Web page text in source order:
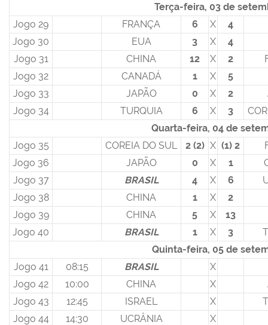
Terça-feira, 03 de
Jogo 29
FRANÇA 6 X
4
Jogo 30
EUA 3 X
4
Jogo 31
CHINA 12 X 2
Jogo 32
CANADÁ 1 X 5
Jogo 33
JAPÃO 0 X 2
Jogo 34
TURQUIA 6 X 3
Quarta-feira, 04 de
Jogo 35
COREIA DO SUL 2 (2) X (1) 2
Jogo 36
JAPÃO 0 X 1
Jogo 37
BRASIL 4 X 6
Jogo 38
CHINA 1 X 2
Jogo 39
CHINA 5 X
13
Jogo 40
BRASIL 1 X 3
Quinta-feira, 05 de
Jogo 41
08:15 BRASIL
X
Jogo 42
10:00 CHINA X
Jogo 43
12:45 ISRAEL X
Jogo 44
14:30 UCRÂNIA X